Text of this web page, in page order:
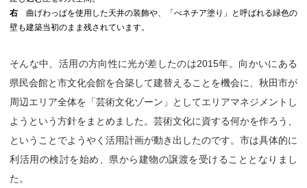
右 曲げわっぱを使用した天井の装飾や、「べネチア塗り」と呼ばれる緑色の
壁も建築当初のまま残されています。
そんな中、活用の方向性に光が差したのは2015年。向かいにある
県民会館と市文化会館を合築して建替えることを機会に、秋田市が
周辺エリア全体を「芸術文化ゾーン」としてエリアマネジメントし
ようという方針をまとめました。芸術文化に資する何かを作ろう、
ということでようやく活用計画が動き出したのです。市は具体的に
利活用の検討を始め、県から建物の譲渡を受けることとなりまし
た。